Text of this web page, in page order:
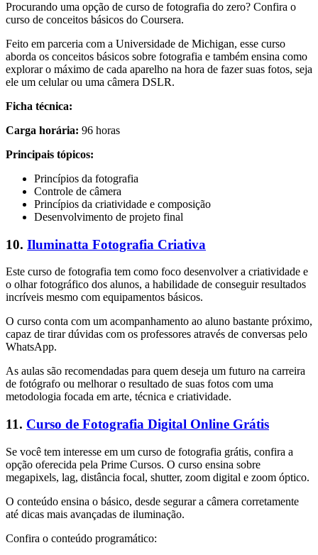
Procurando uma opção de curso de fotografia do zero? Confira o
curso de conceitos básicos do Coursera.
Feito em parceria com a Universidade de Michigan, esse curso
aborda os conceitos básicos sobre fotografia e também ensina como
explorar o máximo de cada aparelho na hora de fazer suas fotos, seja
ele um celular ou uma câmera DSLR.
Ficha técnica:
Carga horária: 96 horas
Principais tópicos:
Princípios da fotografia
Controle de câmera
Princípios da criatividade e composição
Desenvolvimento de projeto final
10. Iluminatta Fotografia Criativa
Este curso de fotografia tem como foco desenvolver a criatividade e
o olhar fotográfico dos alunos, a habilidade de conseguir resultados
incríveis mesmo com equipamentos básicos.
O curso conta com um acompanhamento ao aluno bastante próximo,
capaz de tirar dúvidas com os professores através de conversas pelo
WhatsApp.
As aulas são recomendadas para quem deseja um futuro na carreira
de fotógrafo ou melhorar o resultado de suas fotos com uma
metodologia focada em arte, técnica e criatividade.
11. Curso de Fotografia Digital Online Grátis
Se você tem interesse em um curso de fotografia grátis, confira a
opção oferecida pela Prime Cursos. O curso ensina sobre
megapixels, lag, distância focal, shutter, zoom digital e zoom óptico.
O conteúdo ensina o básico, desde segurar a câmera corretamente
até dicas mais avançadas de iluminação.
Confira o conteúdo programático: